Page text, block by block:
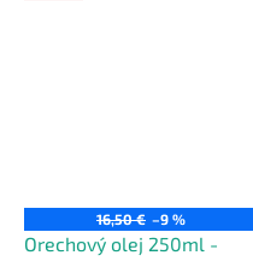
16,50 € –9 %
Orechový olej 250ml -